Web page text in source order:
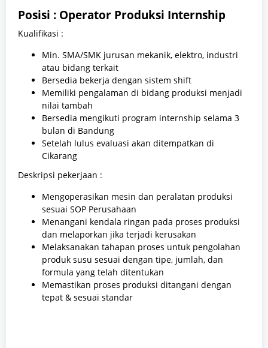
Posisi : Operator Produksi Internship
Kualifikasi :
Min. SMA/SMK jurusan mekanik, elektro, industri
atau bidang terkait
Bersedia bekerja dengan sistem shift
Memiliki pengalaman di bidang produksi menjadi
nilai tambah
Bersedia mengikuti program internship selama 3
bulan di Bandung
Setelah lulus evaluasi akan ditempatkan di
Cikarang
Deskripsi pekerjaan :
Mengoperasikan mesin dan peralatan produksi
sesuai SOP Perusahaan
Menangani kendala ringan pada proses produksi
dan melaporkan jika terjadi kerusakan
Melaksanakan tahapan proses untuk pengolahan
produk susu sesuai dengan tipe, jumlah, dan
formula yang telah ditentukan
Memastikan proses produksi ditangani dengan
tepat & sesuai standar